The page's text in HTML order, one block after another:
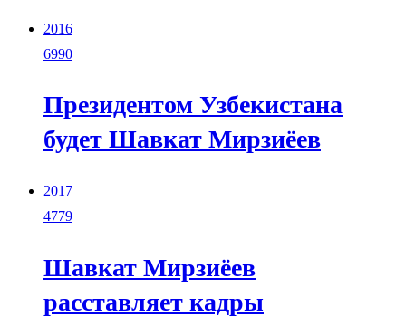
2016
6990
Президентом Узбекистана
будет Шавкат Мирзиёев
2017
4779
Шавкат Мирзиёев
расставляет кадры